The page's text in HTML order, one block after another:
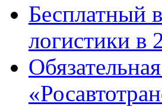
Бесплатный
логистики в